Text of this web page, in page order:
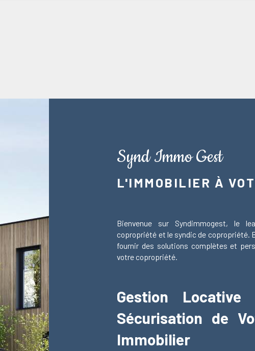
Synd Immo Gest
L'IMMOBILIER À
Bienvenue sur Syndimmogest, le
copropriété et le syndic de copropriété.
fournir des solutions complètes et
votre copropriété.
Gestion
Sécurisation de
Immobilier